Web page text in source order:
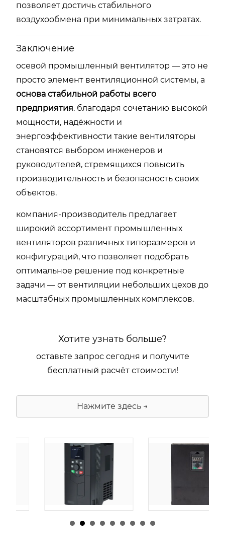
позволяет достичь стабильного
воздухообмена при минимальных затратах.
Заключение
осевой промышленный вентилятор — это не
просто элемент вентиляционной системы, а
основа стабильной работы всего
предприятия. благодаря сочетанию высокой
мощности, надёжности и
энергоэффективности такие вентиляторы
становятся выбором инженеров и
руководителей, стремящихся повысить
производительность и безопасность своих
объектов.
компания-производитель предлагает
широкий ассортимент промышленных
вентиляторов различных типоразмеров и
конфигураций, что позволяет подобрать
оптимальное решение под конкретные
задачи — от вентиляции небольших цехов до
масштабных промышленных комплексов.
Хотите узнать больше?
оставьте запрос сегодня и получите
бесплатный расчёт стоимости!
Нажмите здесь →
admin |30 1 月,
2026
admin |29 1 月,